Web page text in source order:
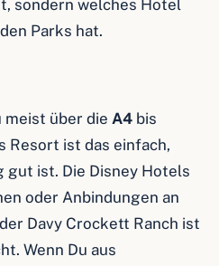
sondern welches Hotel
Parks hat.
über die A4 bis
Resort ist das einfach,
gut ist. Die Disney Hotels
oder Anbindungen an
Davy Crockett Ranch ist
Wenn Du aus